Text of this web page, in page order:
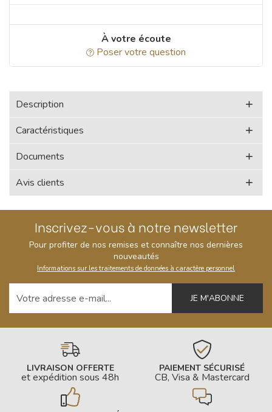
À votre écoute
Poser votre question
Description
Caractéristiques
Documents
Avis clients
Inscrivez-vous à notre newsletter
Pour profiter de nos remises et connaître nos dernières
nouveautés
Informations sur les traitements de données à caractère personnel
LIVRAISON OFFERTE
et expédition sous 48h
PAIEMENT SÉCURISÉ
CB, Visa & Mastercard